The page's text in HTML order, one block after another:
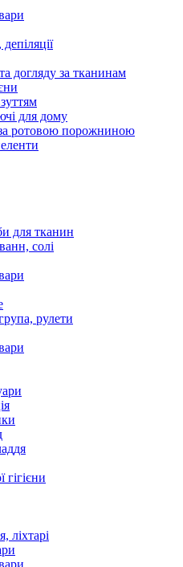
догляду за тканинам
для дому
ротовою порожниною
для тканин
солі
рулети
ліхтарі